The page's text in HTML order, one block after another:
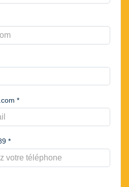
*
*
de téléphone